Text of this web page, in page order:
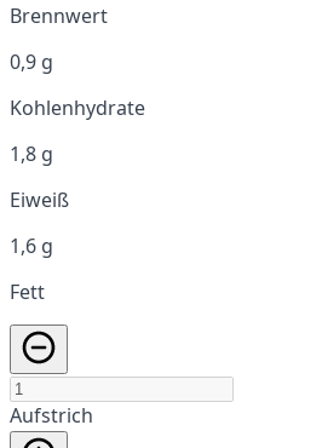
Brennwert
0,9 g
Kohlenhydrate
1,8 g
Eiweiß
1,6 g
Fett
Aufstrich